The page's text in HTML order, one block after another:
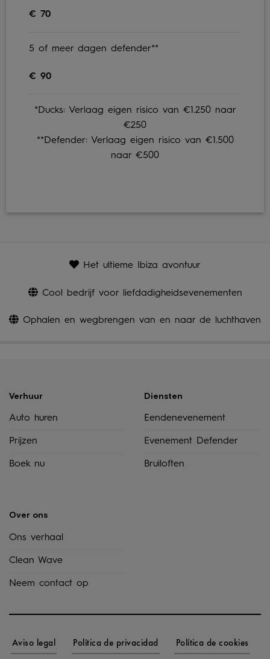
€ 70
5 of meer dagen defender**
€ 90
*Ducks: Verlaag eigen risico van €1.250 naar
€250
**Defender: Verlaag eigen risico van €1.500
naar €500
Het ultieme Ibiza avontuur
Cool bedrijf voor liefdadigheidsevenementen
Ophalen en wegbrengen van en naar de luchthaven
Verhuur
Auto huren
Prijzen
Boek nu
Diensten
Eendenevenement
Evenement Defender
Bruiloften
Over ons
Ons verhaal
Clean Wave
Neem contact op
Aviso legal Política de privacidad Política de cookies